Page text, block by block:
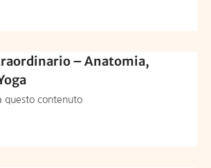
– Anatomia,
questo contenuto